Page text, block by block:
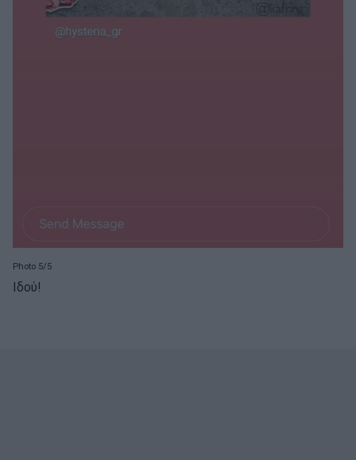
Photo 5/5
Ιδού!